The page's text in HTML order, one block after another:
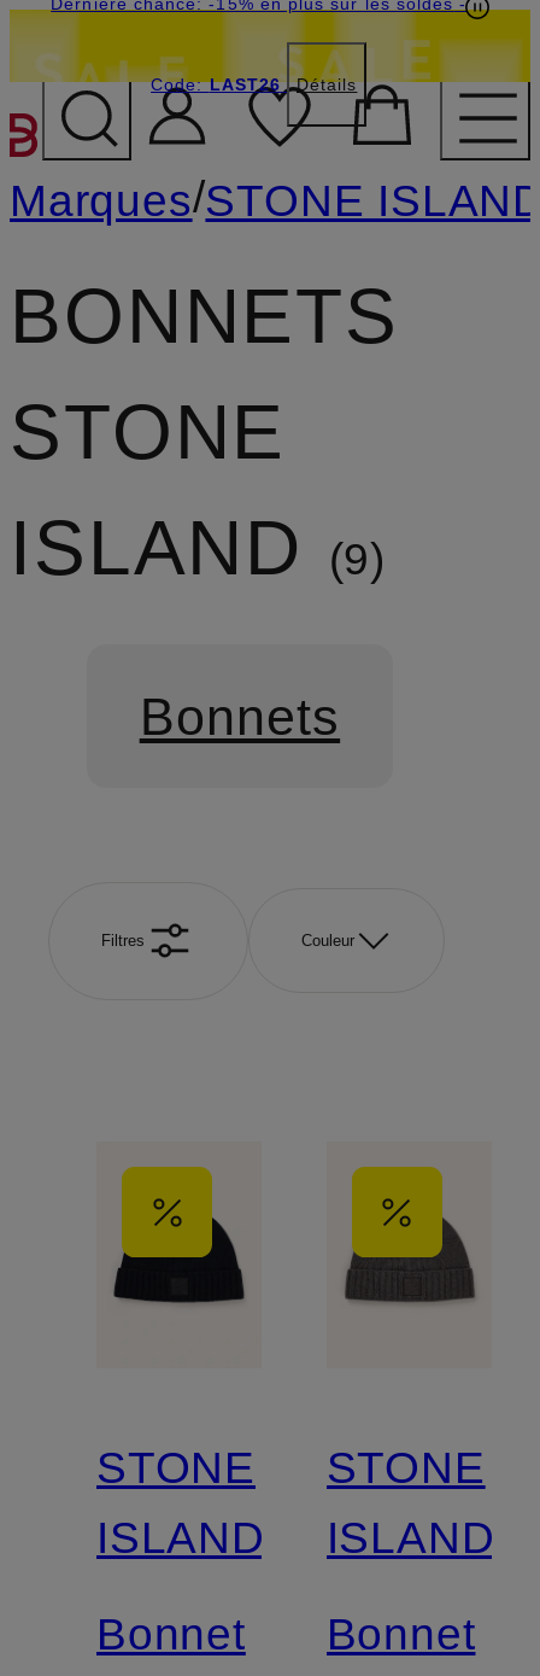
PASSER AU CONTENU
Code:LAST26 Détails
Marques/STONE
BONNETS
STONE
ISLAND
9
Bonnets
Filtres Couleur
STONE
ISLAND
Bonnet
STONE
ISLAND
Bonnet